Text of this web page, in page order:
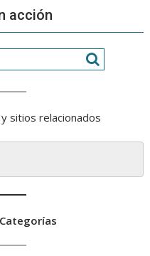
acción
sitios relacionados